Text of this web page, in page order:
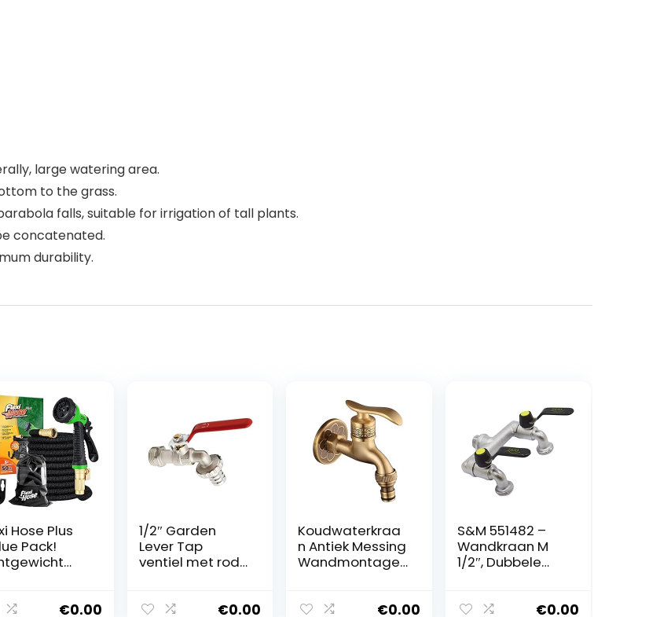
large watering area.
to the grass.
falls, suitable for irrigation of tall plants.
concatenated.
durability.
Hose Plus
Pack!
€0.00
1/2″ Garden
Lever Tap
ventiel met rode
Plug Outdoor Bib
€0.00
Koudwaterkraa
n Antiek Messing
Wandmontage
Kraan voor
€0.00
S&M 551482 –
Wandkraan M
1/2″, Dubbele
€0.00